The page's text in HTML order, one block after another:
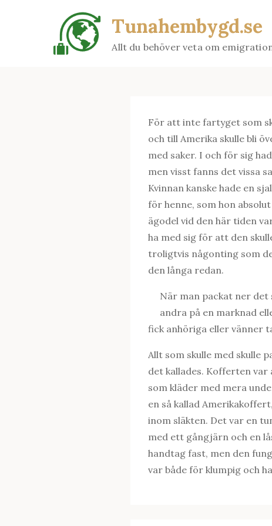
Tunahembygd.se
Allt du behöver veta om
För att inte fartyget som
och till Amerika skulle bli
med saker. I och för sig
men visst fanns det vissa
Kvinnan kanske hade en
för henne, som hon
ägodel vid den här tiden
ha med sig för att den
troligtvis någonting som
den långa redan.
När man packat ner det
andra på en marknad
fick anhöriga eller vänner
Allt som skulle med skulle
det kallades. Kofferten
som kläder med mera
en så kallad
inom släkten. Det var en
med ett gångjärn och en
handtag fast, men den
var både för klumpig och